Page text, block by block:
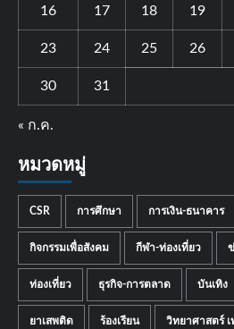
16 17 18 19
23 24 25 26
30 31
« ก.ค.
หมวดหมู่
CSR การศึกษา การเงิน-ธนาคาร
กิจกรรมเพื่อสังคม กีฬา-ท่องเที่ยว
ท่องเที่ยว ธุรกิจ-การตลาด บันเทิง
ยาเสพติด ร้องเรียน วิทยาศาสตร์